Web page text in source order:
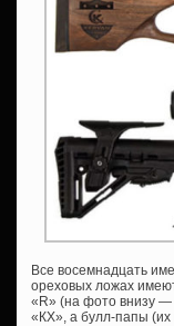
Все восемнадцать
ореховых ложах
«R» (на фото внизу —
«КХ», а булл-папы